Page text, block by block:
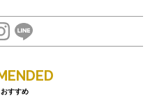
すすめ